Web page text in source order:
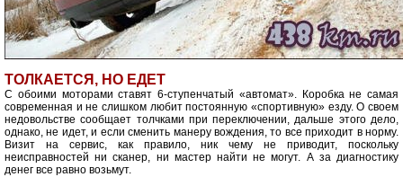
ТОЛКАЕТСЯ, НО ЕДЕТ
С обоими моторами ставят 6-ступенчатый «автомат». Коробка не самая
современная и не слишком любит постоянную «спортивную» езду. О своем
недовольстве сообщает толчками при переключении, дальше этого дело,
однако, не идет, и если сменить манеру вождения, то все приходит в норму.
Визит на сервис, как правило, ник чему не приводит, поскольку
неисправностей ни сканер, ни мастер найти не могут. А за диагностику
денег все равно возьмут.